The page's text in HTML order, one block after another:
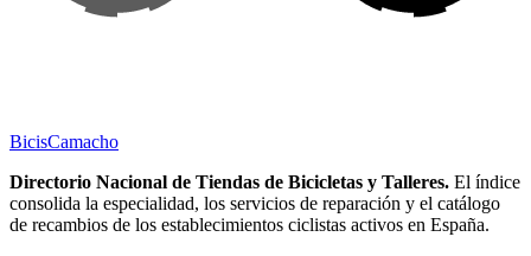
BicisCamacho
Directorio Nacional de Tiendas de Bicicletas y Talleres. El índice
consolida la especialidad, los servicios de reparación y el catálogo
de recambios de los establecimientos ciclistas activos en España.